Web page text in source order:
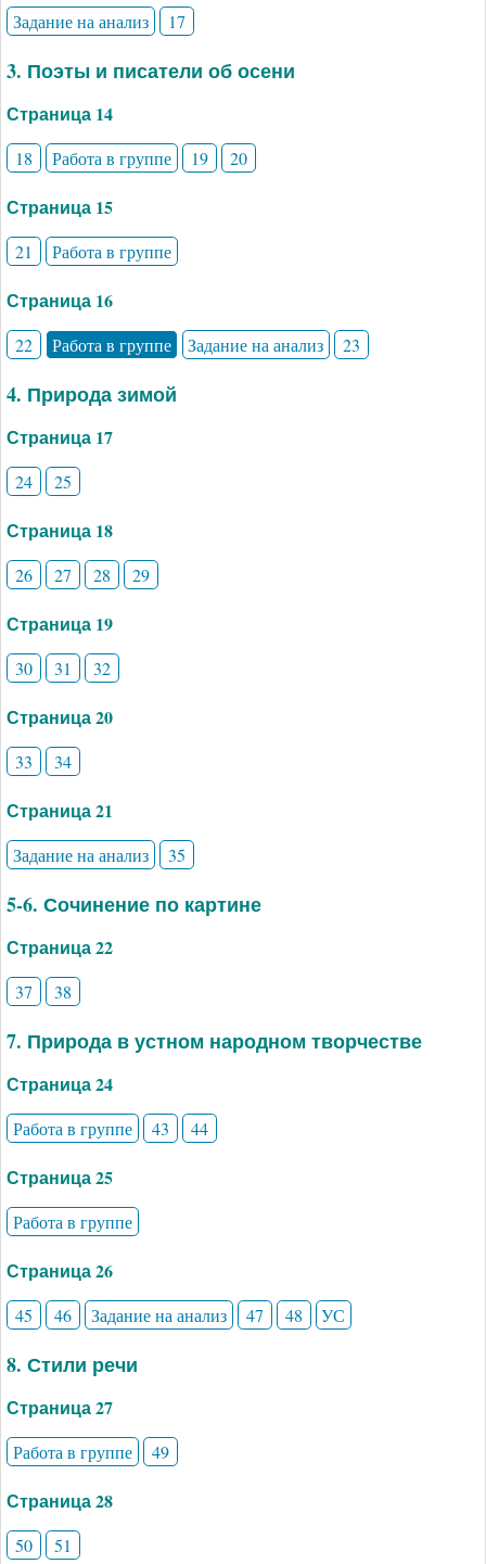
Задание на анализ 17
3. Поэты и писатели об осени
Страница 14
18 Работа в группе 19 20
Страница 15
21 Работа в группе
Страница 16
22 Работа в группе Задание на анализ 23
4. Природа зимой
Страница 17
24 25
Страница 18
26 27 28 29
Страница 19
30 31 32
Страница 20
33 34
Страница 21
Задание на анализ 35
5-6. Сочинение по картине
Страница 22
37 38
7. Природа в устном народном творчестве
Страница 24
Работа в группе 43 44
Страница 25
Работа в группе
Страница 26
45 46 Задание на анализ 47 48 УС
8. Стили речи
Страница 27
Работа в группе 49
Страница 28
50 51